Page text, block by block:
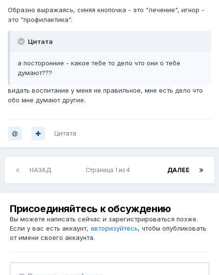
Образно выражаясь, синяя кнопочка - это "лечение", игнор -
это "профилактика".
Цитата
а посторонние - какое тебе то дело что они о тебе
думают???
видать воспитание у меня не правильное, мне есть дело что
обо мне думают другие.
Цитата
НАЗАД ДАЛЕЕ
Страница 1 из 4
Присоединяйтесь к обсуждению
Вы можете написать сейчас и зарегистрироваться позже.
Если у вас есть аккаунт, авторизуйтесь, чтобы опубликовать
от имени своего аккаунта.